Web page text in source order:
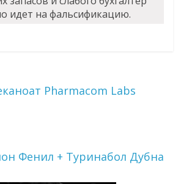
идет на фальсификацию.
Pharmacom Labs
Фенил + Туринабол Дубна